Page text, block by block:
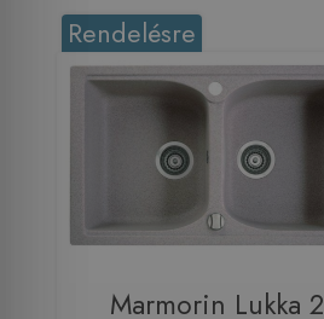
Rendelésre
Marmorin Lukka 2